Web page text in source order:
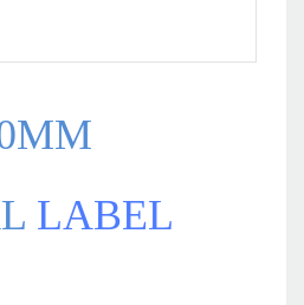
LABEL